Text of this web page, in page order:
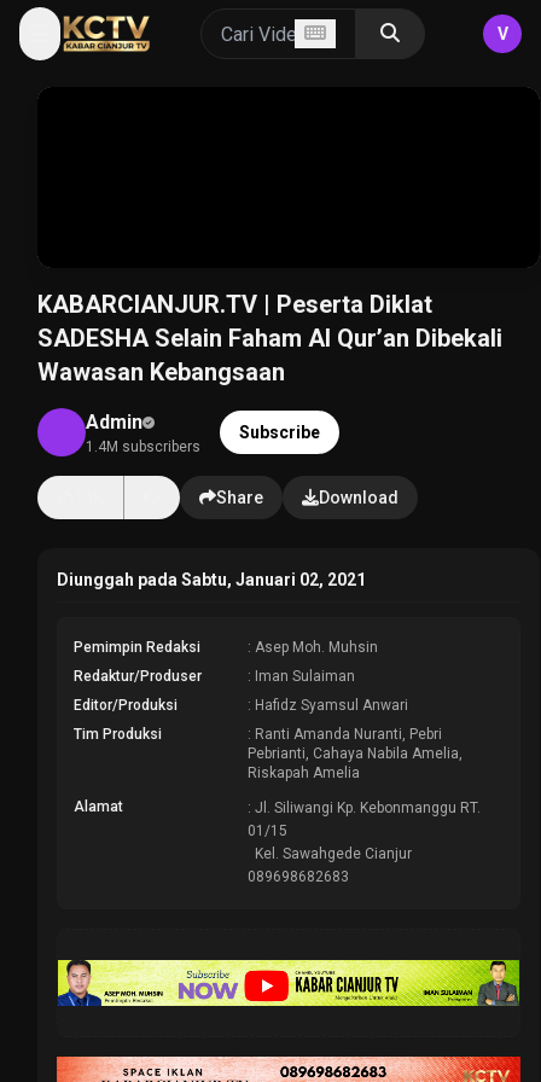
V
KABARCIANJUR.TV | Peserta Diklat
SADESHA Selain Faham Al Qur’an Dibekali
Wawasan Kebangsaan
Admin
1.4M subscribers
Subscribe
Share Download
Diunggah pada Sabtu, Januari 02, 2021
Pemimpin Redaksi
: Asep Moh. Muhsin
Redaktur/Produser
: Iman Sulaiman
Editor/Produksi
: Hafidz Syamsul Anwari
Tim Produksi
: Ranti Amanda Nuranti, Pebri
Pebrianti, Cahaya Nabila Amelia,
Riskapah Amelia
Alamat
: Jl. Siliwangi Kp. Kebonmanggu RT.
01/15
Kel. Sawahgede Cianjur
089698682683